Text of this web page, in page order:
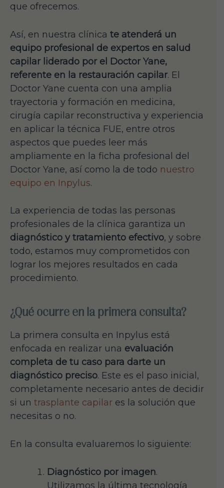
que ofrecemos.
Así, en nuestra clínica te atenderá un
equipo profesional de expertos en salud
capilar liderado por el Doctor Yane,
referente en la restauración capilar. El
Doctor Yane cuenta con una amplia
trayectoria y formación en medicina,
cirugía capilar reconstructiva y experiencia
en aplicar la técnica FUE, entre otros
aspectos que puedes leer más
ampliamente en la ficha profesional del
Doctor Yane, así como la de todo nuestro
equipo en Inpylus.
La experiencia de todas las personas
profesionales de la clínica garantiza un
diagnóstico y tratamiento efectivo, y sobre
todo, estamos muy comprometidos con
lograr los mejores resultados en cada
procedimiento.
¿Qué ocurre en la primera consulta?
La primera consulta en Inpylus está
enfocada en realizar una evaluación
completa de tu caso para darte un
diagnóstico preciso. Este es el paso inicial,
completamente necesario antes de decidir
si un trasplante capilar es la solución que
necesitas o no.
En la consulta evaluaremos lo siguiente:
Diagnóstico por imagen.
Utilizamos la última tecnología